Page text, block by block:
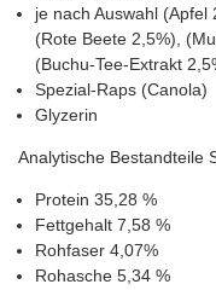
je nach Auswahl (Apfel
(Rote Beete 2,5%),
(Buchu-Tee-Extrakt
Spezial-Raps (Canola)
Glyzerin
Analytische Bestandteile
Protein 35,28 %
Fettgehalt 7,58 %
Rohfaser 4,07%
Rohasche 5,34 %